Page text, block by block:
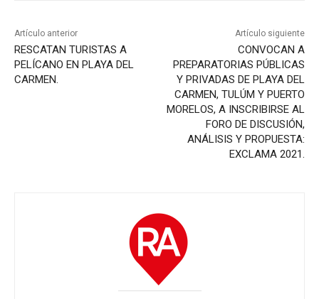
Artículo anterior
RESCATAN TURISTAS A
PELÍCANO EN PLAYA DEL
CARMEN.
Artículo siguiente
CONVOCAN A
PREPARATORIAS PÚBLICAS
Y PRIVADAS DE PLAYA DEL
CARMEN, TULÚM Y PUERTO
MORELOS, A INSCRIBIRSE AL
FORO DE DISCUSIÓN,
ANÁLISIS Y PROPUESTA:
EXCLAMA 2021.